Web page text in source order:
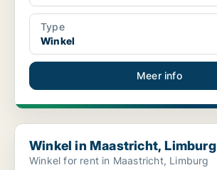
Type
Winkel
Meer info
Winkel in Maastricht, Limburg
Winkel in Maastricht, Limburg
Winkel for rent in Maastricht, Limburg